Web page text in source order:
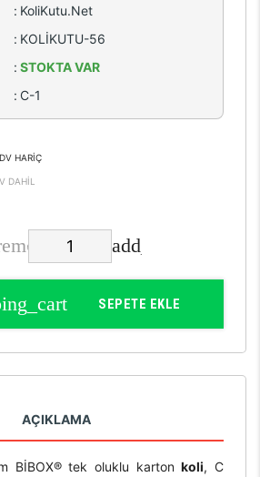
: KoliKutu.Net
: KOLİKUTU-56
: STOKTA VAR
: C-1
HARİÇ
DAHİL
SEPETE EKLE
AÇIKLAMA
BİBOX® tek oluklu kartonkoli, C